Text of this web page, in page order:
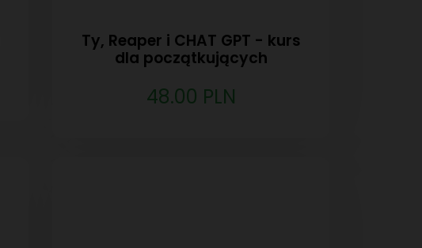
Ty, Reaper i CHAT GPT - kurs
dla początkujących
48.00 PLN